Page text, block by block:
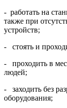
- работать на
также при
устройств;
- стоять и
- проходить в
людей;
- заходить без
оборудования;